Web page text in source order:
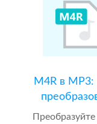
M4R в